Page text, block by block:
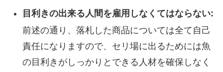
目利きの出来る人間を雇用しなくてはならない:
前述の通り、落札した商品については全て自己
責任になりますので、セリ場に出るためには魚
の目利きがしっかりとできる人材を確保しなく